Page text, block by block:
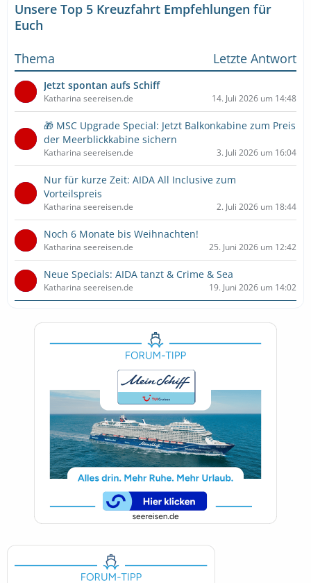
Unsere Top 5 Kreuzfahrt Empfehlungen für
Euch
Thema
Letzte Antwort
Jetzt spontan aufs Schiff
Katharina seereisen.de 14. Juli 2026 um 14:48
🎁 MSC Upgrade Special: Jetzt Balkonkabine zum Preis
der Meerblickkabine sichern
Katharina seereisen.de 3. Juli 2026 um 16:04
Nur für kurze Zeit: AIDA All Inclusive zum
Vorteilspreis
Katharina seereisen.de 2. Juli 2026 um 18:44
Noch 6 Monate bis Weihnachten!
Katharina seereisen.de 25. Juni 2026 um 12:42
Neue Specials: AIDA tanzt & Crime & Sea
Katharina seereisen.de 19. Juni 2026 um 14:02